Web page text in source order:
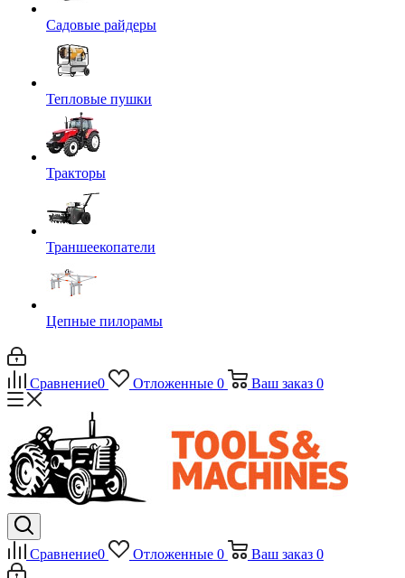
Садовые райдеры
Тепловые пушки
Тракторы
Траншеекопатели
Цепные пилорамы
Сравнение0 Отложенные 0 Ваш заказ 0
Сравнение0 Отложенные 0 Ваш заказ 0